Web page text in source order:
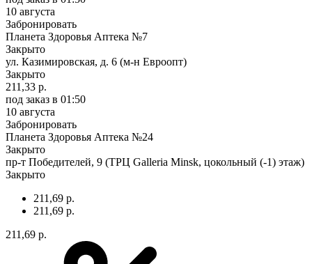
10 августа
Забронировать
Планета Здоровья Аптека №7
Закрыто
ул. Казимировская, д. 6 (м-н Евроопт)
Закрыто
211,33 р.
под заказ в 01:50
10 августа
Забронировать
Планета Здоровья Аптека №24
Закрыто
пр-т Победителей, 9 (ТРЦ Galleria Minsk, цокольный (-1) этаж)
Закрыто
211,69 р.
211,69 р.
211,69 р.